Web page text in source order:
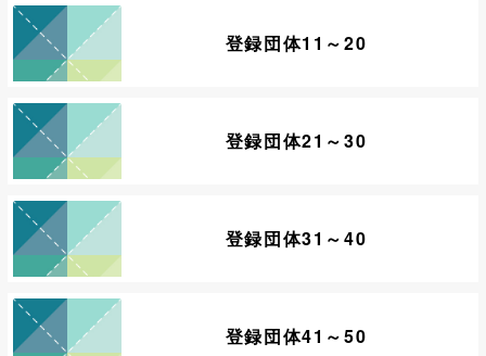
登録団体11～20
登録団体21～30
登録団体31～40
登録団体41～50